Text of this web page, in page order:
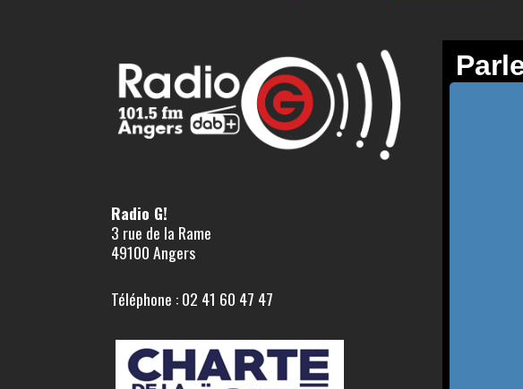
Radio G!
3 rue de la Rame
49100 Angers
Téléphone : 02 41 60 47 47